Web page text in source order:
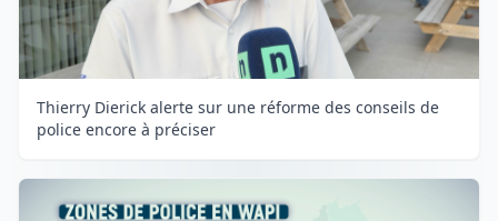
Thierry Dierick alerte sur une réforme des conseils de
police encore à préciser